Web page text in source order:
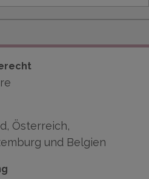
Österreich,
und Belgien